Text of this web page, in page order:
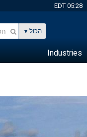
05:28 EDT
הכול
Industries